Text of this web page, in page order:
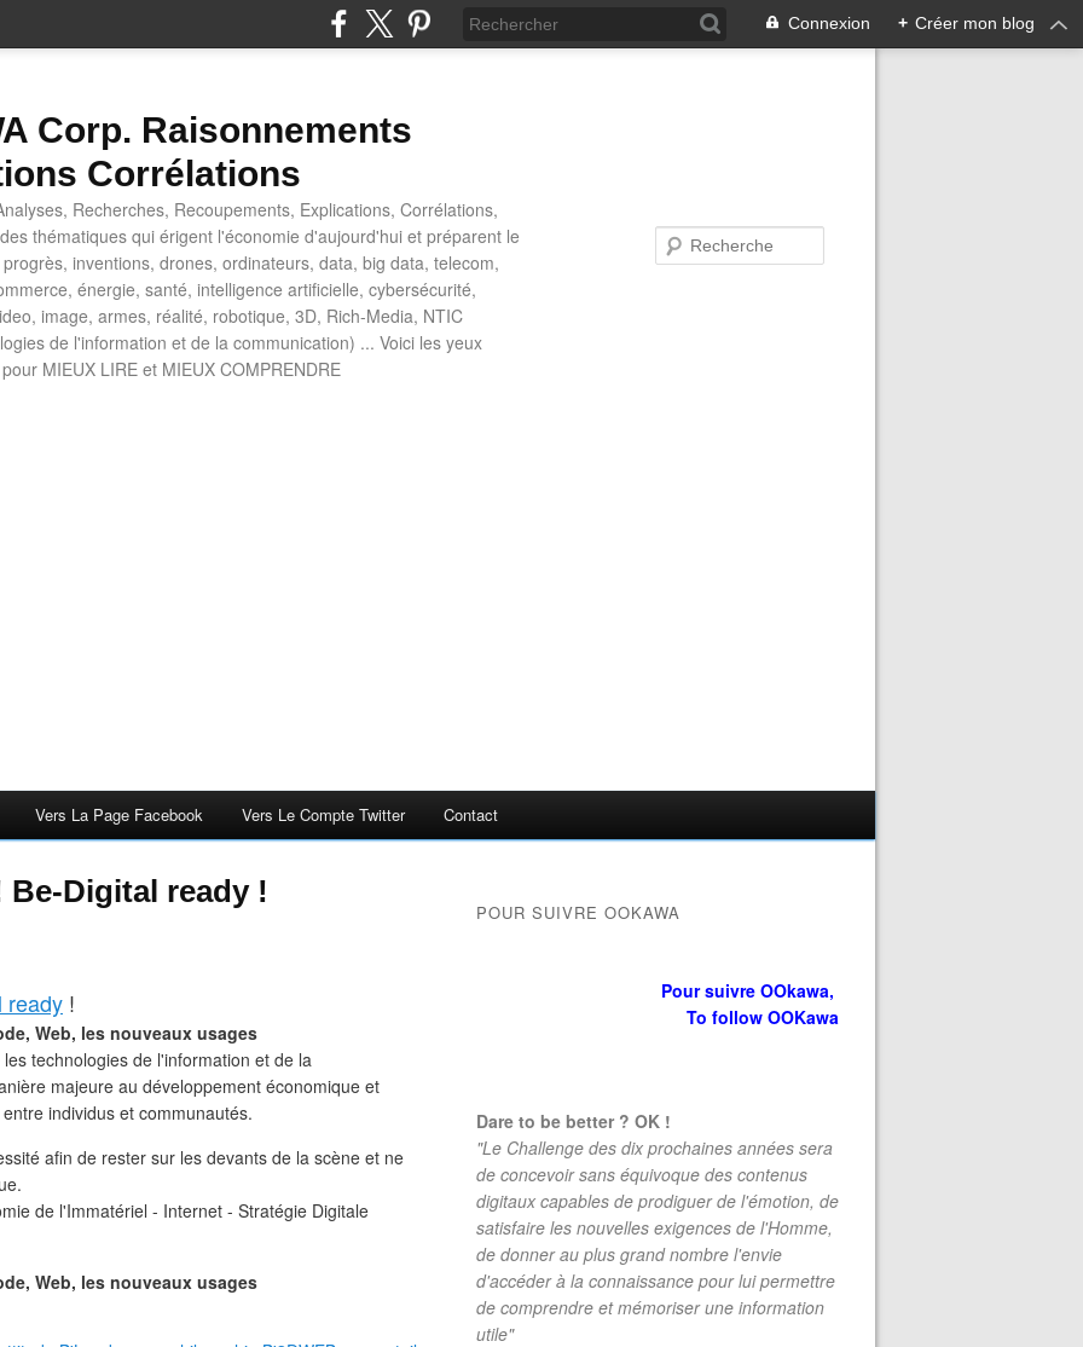
Connexion + Créer mon blog
Corp. Raisonnements
Corrélations
Recherches, Recoupements, Explications, Corrélations,
thématiques qui érigent l'économie d'aujourd'hui et préparent le
inventions, drones, ordinateurs, data, big data, telecom,
énergie, santé, intelligence artificielle, cybersécurité,
image, armes, réalité, robotique, 3D, Rich-Media, NTIC
de l'information et de la communication) ... Voici les yeux
MIEUX LIRE et MIEUX COMPRENDRE
Vers La Page Facebook Vers Le Compte Twitter Contact
Be-Digital ready !
ready !
Web, les nouveaux usages
technologies de l'information et de la
majeure au développement économique et
individus et communautés.
afin de rester sur les devants de la scène et ne
de l'Immatériel - Internet - Stratégie Digitale
Web, les nouveaux usages
POUR SUIVRE OOKAWA
Pour suivre OOkawa,
To follow OOKawa
Dare to be better ? OK !
"Le Challenge des dix prochaines années sera
de concevoir sans équivoque des contenus
digitaux capables de prodiguer de l'émotion, de
satisfaire les nouvelles exigences de l'Homme,
de donner au plus grand nombre l'envie
d'accéder à la connaissance pour lui permettre
de comprendre et mémoriser une information
utile"